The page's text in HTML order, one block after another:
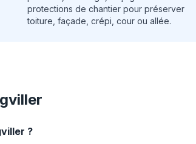
protections de chantier pour préserver
toiture, façade, crépi, cour ou allée.
?